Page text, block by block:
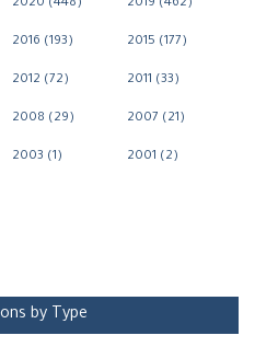
2020 (448) 2019 (462)
2016 (193) 2015 (177)
2012 (72) 2011 (33)
2008 (29) 2007 (21)
2003 (1) 2001 (2)
by Type